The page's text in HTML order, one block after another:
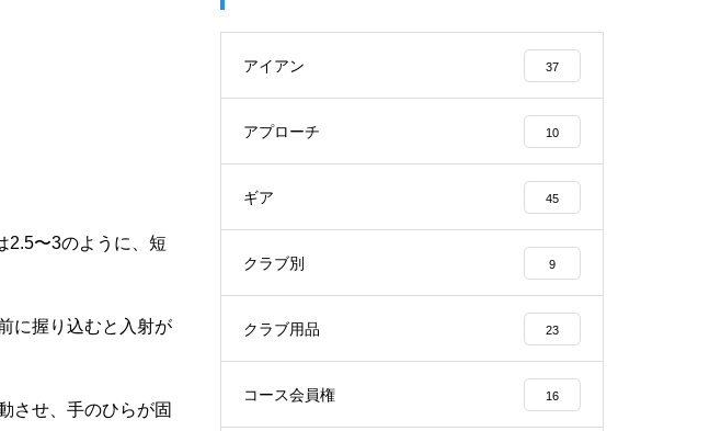
2.5〜3のように、短
に握り込むと入射が
させ、手のひらが固
アイアン 37
アプローチ 10
ギア 45
クラブ別 9
クラブ用品 23
コース会員権 16